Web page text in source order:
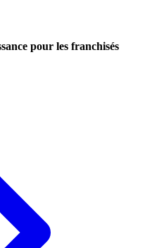
pour les franchisés